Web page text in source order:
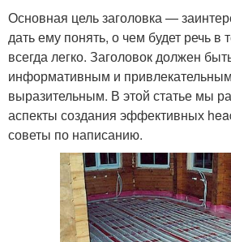
Основная цель заголовка —
дать ему понять, о чем будет речь в
всегда легко. Заголовок должен
информативным и
выразительным. В этой статье мы
аспекты создания эффективных
советы по написанию.